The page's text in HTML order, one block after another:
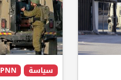
سياسة PNN مختارات